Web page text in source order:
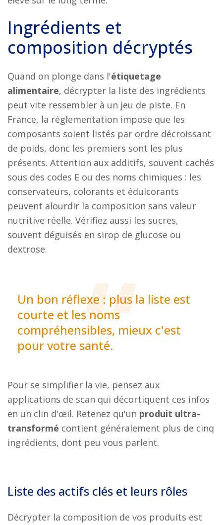
Ingrédients et
composition décryptés
Quand on plonge dans l'étiquetage
alimentaire, décrypter la liste des ingrédients
peut vite ressembler à un jeu de piste. En
France, la réglementation impose que les
composants soient listés par ordre décroissant
de poids, donc les premiers sont les plus
présents. Attention aux additifs, souvent cachés
sous des codes E ou des noms chimiques : les
conservateurs, colorants et édulcorants
peuvent alourdir la composition sans valeur
nutritive réelle. Vérifiez aussi les sucres,
souvent déguisés en sirop de glucose ou
dextrose.
Un bon réflexe : plus la liste est
courte et les noms
compréhensibles, mieux c'est
pour votre santé.
Pour se simplifier la vie, pensez aux
applications de scan qui décortiquent ces infos
en un clin d'œil. Retenez qu'un produit ultra-
transformé contient généralement plus de cinq
ingrédients, dont peu vous parlent.
Liste des actifs clés et leurs rôles
Décrypter la composition de vos produits est